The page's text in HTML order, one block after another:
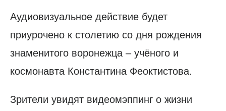
Аудиовизуальное действие будет
приурочено к столетию со дня рождения
знаменитого воронежца – учёного и
космонавта Константина Феоктистова.
Зрители увидят видеомэппинг о жизни